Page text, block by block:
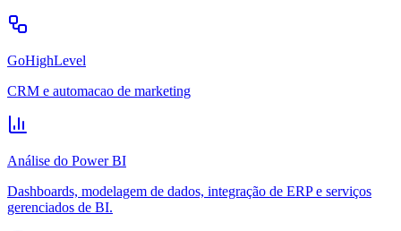
GoHighLevel
CRM e automacao de marketing
Análise do Power BI
Dashboards, modelagem de dados, integração de ERP e serviços
gerenciados de BI.